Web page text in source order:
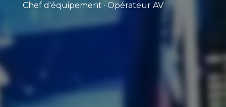
Chef d'équipement · Opérateur AV